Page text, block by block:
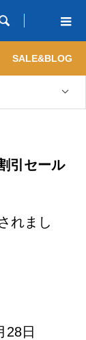
SALE&BLOG
引セール
れまし
28日